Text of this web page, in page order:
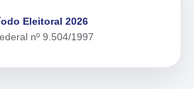
Eleitoral 2026
nº 9.504/1997